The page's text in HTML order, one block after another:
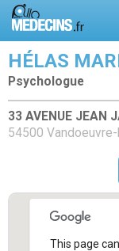
HÉLAS
Psychologue
33 AVENUE JEAN
54500
This page